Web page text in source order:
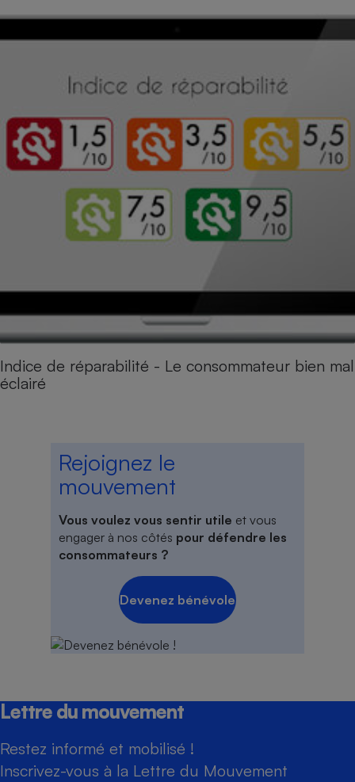
Indice de réparabilité - Le consommateur bien mal
éclairé
Rejoignez le
mouvement
Vous voulez vous sentir utile et vous
engager à nos côtés pour défendre les
consommateurs ?
Devenez bénévole
Lettre du mouvement
Restez informé et mobilisé !
Inscrivez-vous à la Lettre du Mouvement